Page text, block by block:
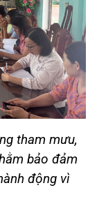
tham mưu,
bảo đảm
động vì